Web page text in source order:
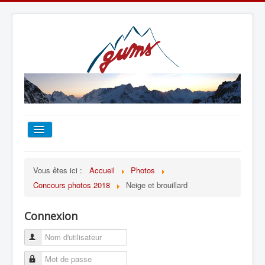
TOUT SUR LE GUMS
ESCALADE
ALPINISME
Vous êtes ici : Accueil
Photos
Concours photos 2018
Neige et brouillard
Connexion